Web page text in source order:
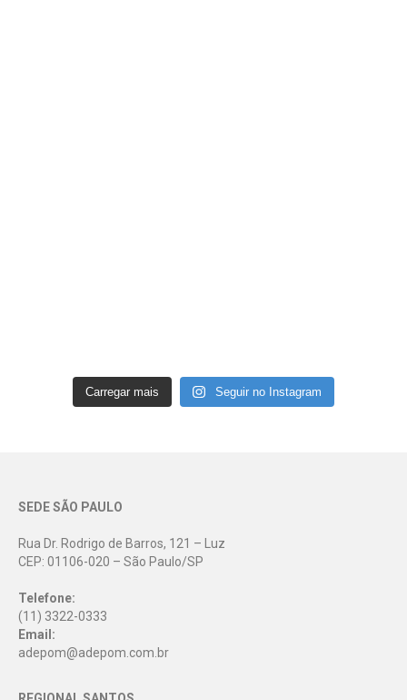
Carregar mais Seguir no Instagram
SEDE SÃO PAULO
Rua Dr. Rodrigo de Barros, 121 – Luz
CEP: 01106-020 – São Paulo/SP
Telefone:
(11) 3322-0333
Email:
adepom@adepom.com.br